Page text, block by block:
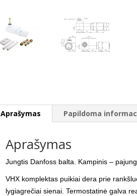
Aprašymas Papildoma
Aprašymas
Jungtis Danfoss balta. Kampinis –
VHX komplektas puikiai dera prie
lygiagrečiai sienai.Termostatinė galva